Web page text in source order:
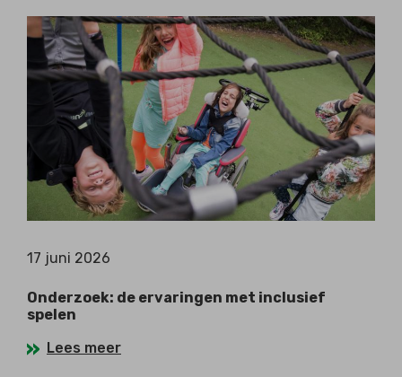
17 juni 2026
Onderzoek: de ervaringen met inclusief
spelen
Lees meer